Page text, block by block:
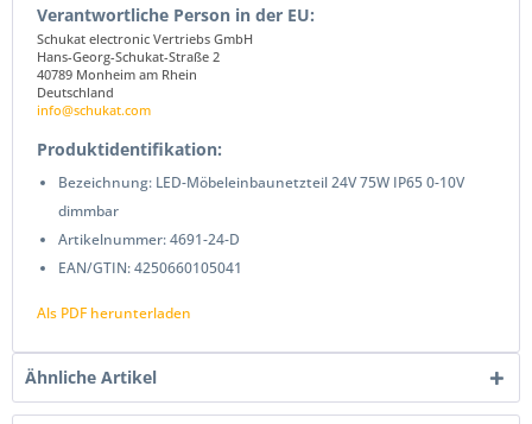
Verantwortliche Person in der EU:
Schukat electronic Vertriebs GmbH
Hans-Georg-Schukat-Straße 2
40789 Monheim am Rhein
Deutschland
info@schukat.com
Produktidentifikation:
Bezeichnung: LED-Möbeleinbaunetzteil 24V 75W IP65 0-10V
dimmbar
Artikelnummer: 4691-24-D
EAN/GTIN: 4250660105041
Als PDF herunterladen
Ähnliche Artikel